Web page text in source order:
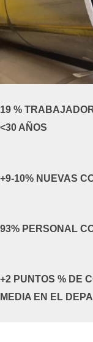
19 %
<30 AÑOS
+9-10% NUEVAS
93% PERSONAL
+2 PUNTOS % DE
MEDIA EN EL